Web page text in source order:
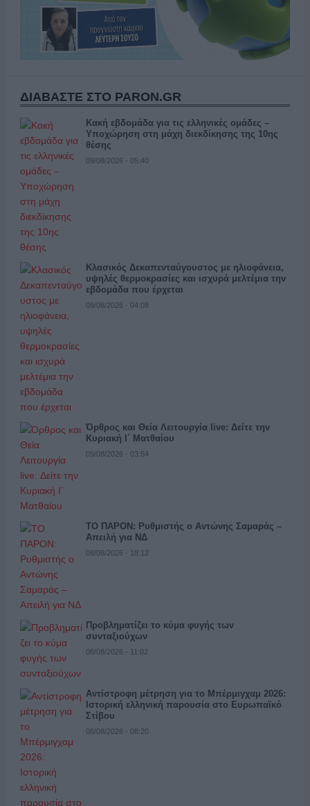
ΔΙΑΒΑΣΤΕ ΣΤΟ PARON.GR
Κακή εβδομάδα για τις ελληνικές ομάδες –
Υποχώρηση στη μάχη διεκδίκησης της 10ης
θέσης
09/08/2026 - 05:40
Κλασικός Δεκαπενταύγουστος με ηλιοφάνεια,
υψηλές θερμοκρασίες και ισχυρά μελτέμια την
εβδομάδα που έρχεται
09/08/2026 - 04:08
Όρθρος και Θεία Λειτουργία live: Δείτε την
Κυριακή Ι΄ Ματθαίου
09/08/2026 - 03:54
ΤΟ ΠΑΡΟΝ: Ρυθμιστής ο Αντώνης Σαμαράς –
Απειλή για ΝΔ
08/08/2026 - 18:12
Προβληματίζει το κύμα φυγής των
συνταξιούχων
08/08/2026 - 11:02
Αντίστροφη μέτρηση για το Μπέρμιγχαμ 2026:
Ιστορική ελληνική παρουσία στο Ευρωπαϊκό
Στίβου
08/08/2026 - 08:20